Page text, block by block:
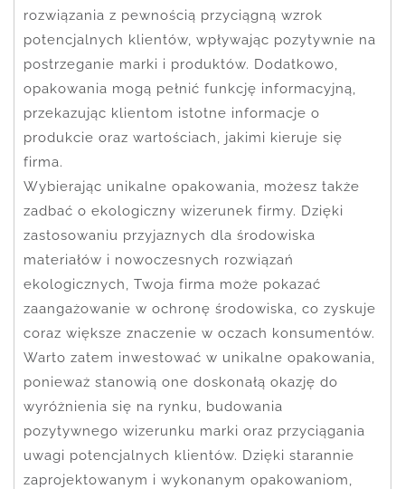
rozwiązania z pewnością przyciągną wzrok
potencjalnych klientów, wpływając pozytywnie na
postrzeganie marki i produktów. Dodatkowo,
opakowania mogą pełnić funkcję informacyjną,
przekazując klientom istotne informacje o
produkcie oraz wartościach, jakimi kieruje się
firma.
Wybierając unikalne opakowania, możesz także
zadbać o ekologiczny wizerunek firmy. Dzięki
zastosowaniu przyjaznych dla środowiska
materiałów i nowoczesnych rozwiązań
ekologicznych, Twoja firma może pokazać
zaangażowanie w ochronę środowiska, co zyskuje
coraz większe znaczenie w oczach konsumentów.
Warto zatem inwestować w unikalne opakowania,
ponieważ stanowią one doskonałą okazję do
wyróżnienia się na rynku, budowania
pozytywnego wizerunku marki oraz przyciągania
uwagi potencjalnych klientów. Dzięki starannie
zaprojektowanym i wykonanym opakowaniom,